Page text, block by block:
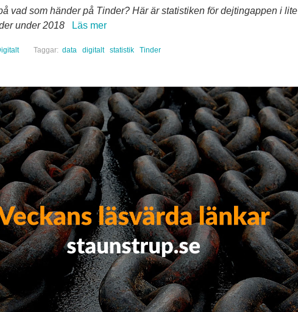
vad som händer på Tinder? Här är statistiken för dejtingappen i lite
under 2018
Läs mer
Taggar: data digitalt statistik Tinder